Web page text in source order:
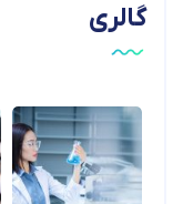
گالری